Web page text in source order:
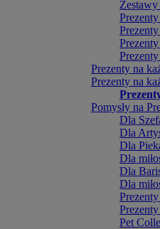
Prezenty na
Prezenty na
Pomysły na
Dla
Dla
Dla
Dla
Dla
Dla
Pet